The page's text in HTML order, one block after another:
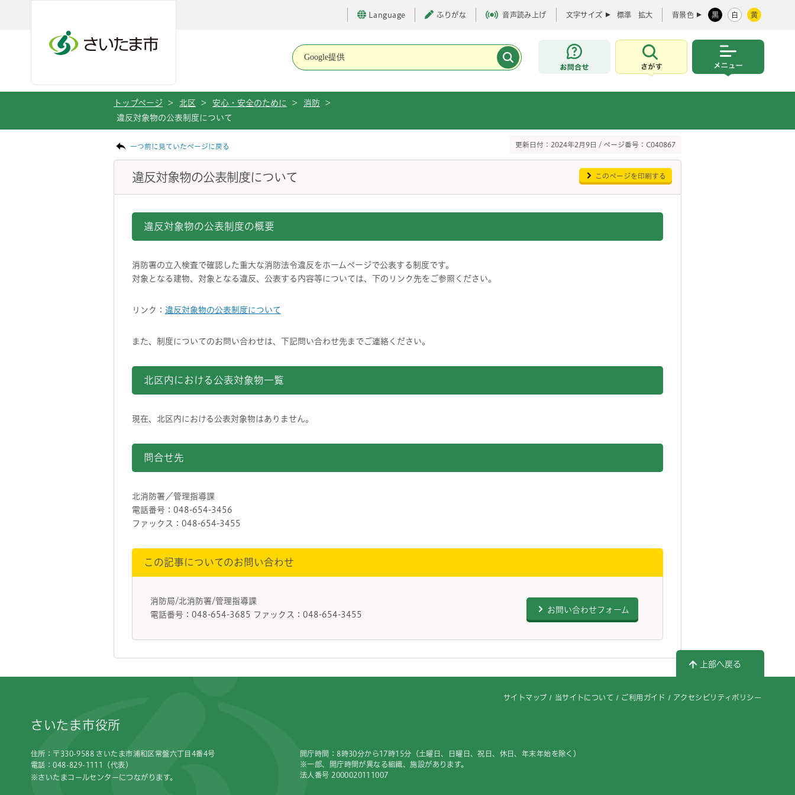
Language ふりがな 音声読み上げ 文字サイズ 標準 拡大 背景色 黒 白 黄
お問合せ
さがす
トップページ > 北区 > 安心・安全のために > 消防
>
違反対象物の公表制度について
一つ前に見ていたページに戻る 更新日付：2024年2月9日 / ページ番号：C040867
違反対象物の公表制度について このページを印刷する
違反対象物の公表制度の概要
消防署の立入検査で確認した重大な消防法令違反をホームページで公表する制度です。
対象となる建物、対象となる違反、公表する内容等については、下のリンク先をご参照ください。
リンク： 違反対象物の公表制度について
また、制度についてのお問い合わせは、下記問い合わせ先までご連絡ください。
北区内における公表対象物一覧
現在、北区内における公表対象物はありません。
問合せ先
北消防署／管理指導課
電話番号：048-654-3456
ファックス：048-654-3455
この記事についてのお問い合わせ
消防局/北消防署/管理指導課
電話番号：048-654-3685 ファックス：048-654-3455
お問い合わせフォーム
上部へ戻る
サイトマップ 当サイトについて ご利用ガイド アクセシビリティポリシー
さいたま市役所
住所：〒330-9588 さいたま市浦和区常盤六丁目4番4号
電話：048-829-1111（代表）
※さいたまコールセンターにつながります。
開庁時間：8時30分から17時15分（土曜日、日曜日、祝日、休日、年末年始を除く）
※一部、開庁時間が異なる組織、施設があります。
法人番号 2000020111007